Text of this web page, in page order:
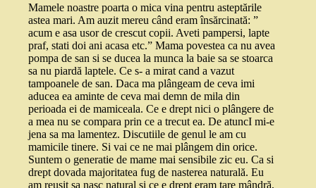
Mamele noastre poarta o mica vina pentru asteptările
astea mari. Am auzit mereu când eram însărcinată: ”
acum e asa usor de crescut copii. Aveti pampersi, lapte
praf, stati doi ani acasa etc.” Mama povestea ca nu avea
pompa de san si se ducea la munca la baie sa se stoarca
sa nu piardă laptele. Ce s- a mirat cand a vazut
tampoanele de san. Daca ma plângeam de ceva imi
aducea ea aminte de ceva mai demn de mila din
perioada ei de mamiceala. Ce e drept nici o plângere de
a mea nu se compara prin ce a trecut ea. De atuncI mi-e
jena sa ma lamentez. Discutiile de genul le am cu
mamicile tinere. Si vai ce ne mai plângem din orice.
Suntem o generatie de mame mai sensibile zic eu. Ca si
drept dovada majoritatea fug de nasterea naturală. Eu
am reusit sa nasc natural si ce e drept eram tare mândră,